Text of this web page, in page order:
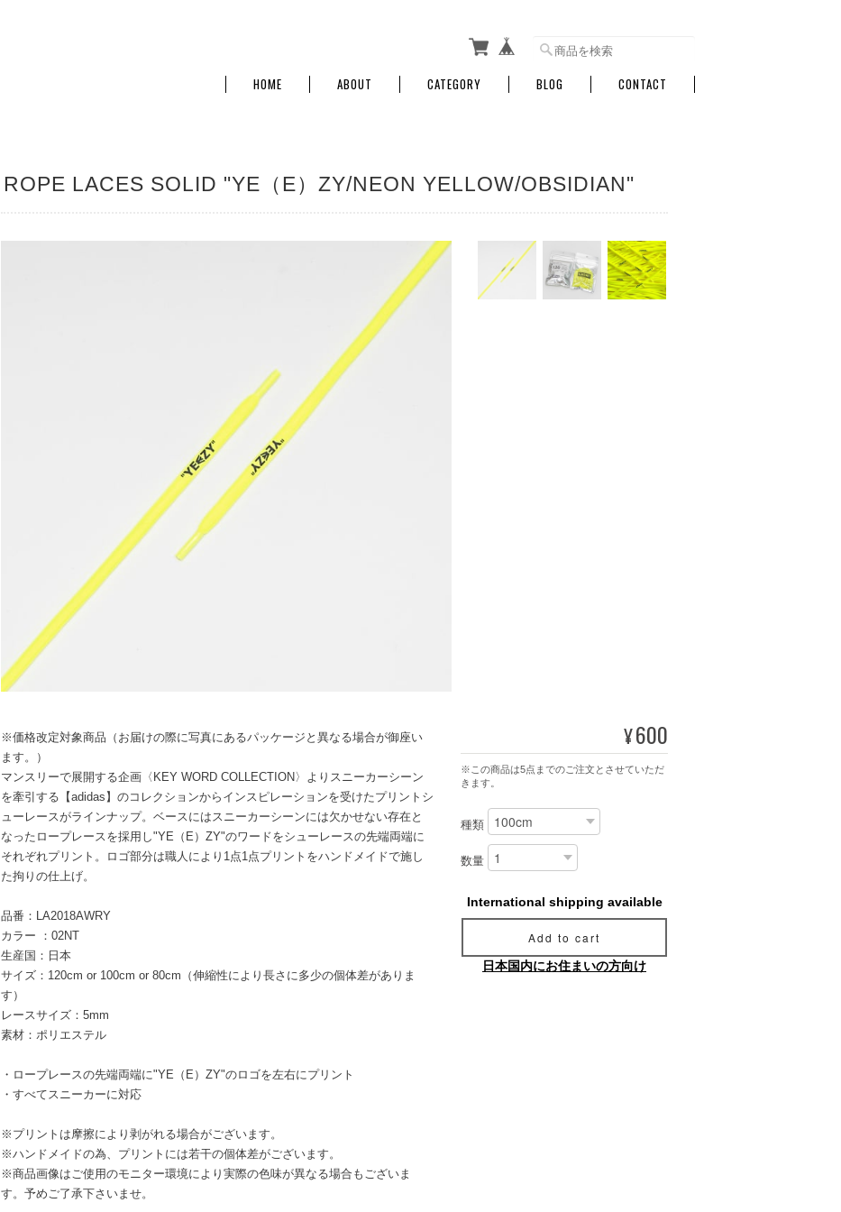
HOME ABOUT CATEGORY BLOG CONTACT
ROPE LACES SOLID "YE（E）ZY/NEON YELLOW/OBSIDIAN"
※価格改定対象商品（お届けの際に写真にあるパッケージと異なる場合が御座い
ます。）
マンスリーで展開する企画〈KEY WORD COLLECTION〉よりスニーカーシーン
を牽引する【adidas】のコレクションからインスピレーションを受けたプリントシ
ューレースがラインナップ。ベースにはスニーカーシーンには欠かせない存在と
なったロープレースを採用し"YE（E）ZY"のワードをシューレースの先端両端に
それぞれプリント。ロゴ部分は職人により1点1点プリントをハンドメイドで施し
た拘りの仕上げ。
品番：LA2018AWRY
カラー ：02NT
生産国：日本
サイズ：120cm or 100cm or 80cm（伸縮性により長さに多少の個体差がありま
す）
レースサイズ：5mm
素材：ポリエステル
・ロープレースの先端両端に"YE（E）ZY"のロゴを左右にプリント
・すべてスニーカーに対応
※プリントは摩擦により剥がれる場合がございます。
※ハンドメイドの為、プリントには若干の個体差がございます。
※商品画像はご使用のモニター環境により実際の色味が異なる場合もございま
す。予めご了承下さいませ。
¥600
※この商品は5点までのご注文とさせていただ
きます。
種類
数量
International shipping available
Add to cart
日本国内にお住まいの方向け